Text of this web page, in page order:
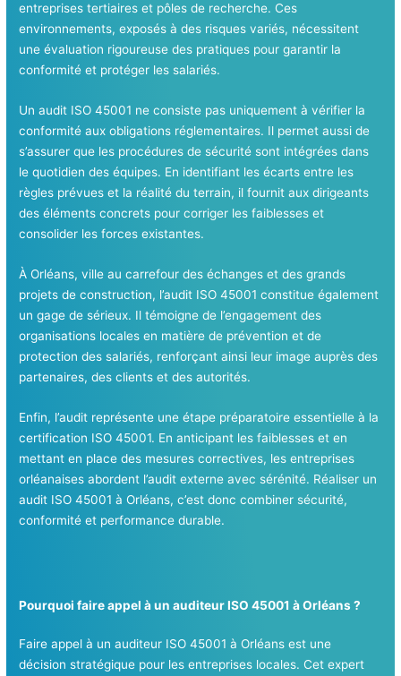
entreprises tertiaires et pôles de recherche. Ces
environnements, exposés à des risques variés, nécessitent
une évaluation rigoureuse des pratiques pour garantir la
conformité et protéger les salariés.
Un audit ISO 45001 ne consiste pas uniquement à vérifier la
conformité aux obligations réglementaires. Il permet aussi de
s’assurer que les procédures de sécurité sont intégrées dans
le quotidien des équipes. En identifiant les écarts entre les
règles prévues et la réalité du terrain, il fournit aux dirigeants
des éléments concrets pour corriger les faiblesses et
consolider les forces existantes.
À Orléans, ville au carrefour des échanges et des grands
projets de construction, l’audit ISO 45001 constitue également
un gage de sérieux. Il témoigne de l’engagement des
organisations locales en matière de prévention et de
protection des salariés, renforçant ainsi leur image auprès des
partenaires, des clients et des autorités.
Enfin, l’audit représente une étape préparatoire essentielle à la
certification ISO 45001. En anticipant les faiblesses et en
mettant en place des mesures correctives, les entreprises
orléanaises abordent l’audit externe avec sérénité. Réaliser un
audit ISO 45001 à Orléans, c’est donc combiner sécurité,
conformité et performance durable.
Pourquoi faire appel à un auditeur ISO 45001 à Orléans ?
Faire appel à un auditeur ISO 45001 à Orléans est une
décision stratégique pour les entreprises locales. Cet expert